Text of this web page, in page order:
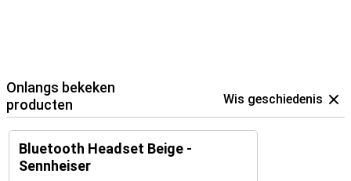
Onlangs bekeken
producten
Wis geschiedenis
Bluetooth Headset Beige -
Sennheiser